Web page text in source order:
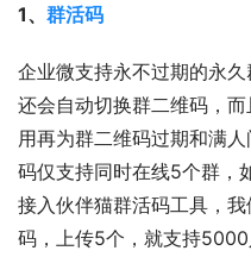
1、 群活码
企业微支持永不过期的永
还会自动切换群二维码，
用再为群二维码过期和满
码仅支持同时在线5个群，
接入伙伴猫群活码工具，
码，上传5个，就支持